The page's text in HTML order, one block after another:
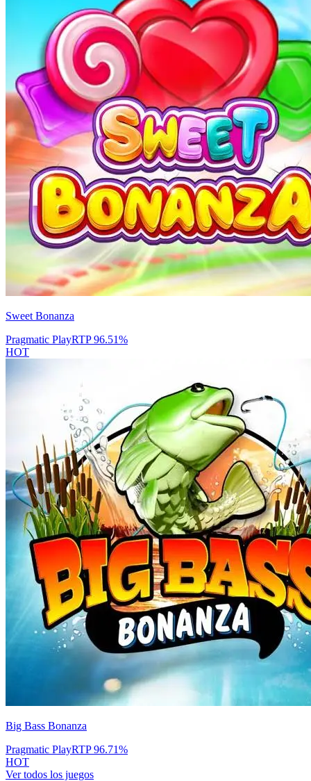
Sweet Bonanza
Pragmatic PlayRTP96.51%
HOT
Big Bass Bonanza
Pragmatic PlayRTP96.71%
HOT
Ver todos los juegos